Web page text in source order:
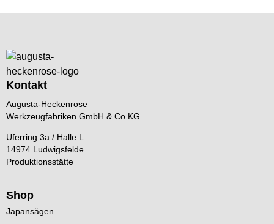
Kontakt
Augusta-Heckenrose
Werkzeugfabriken GmbH & Co KG
Uferring 3a / Halle L
14974 Ludwigsfelde
Produktionsstätte
Shop
Japansägen